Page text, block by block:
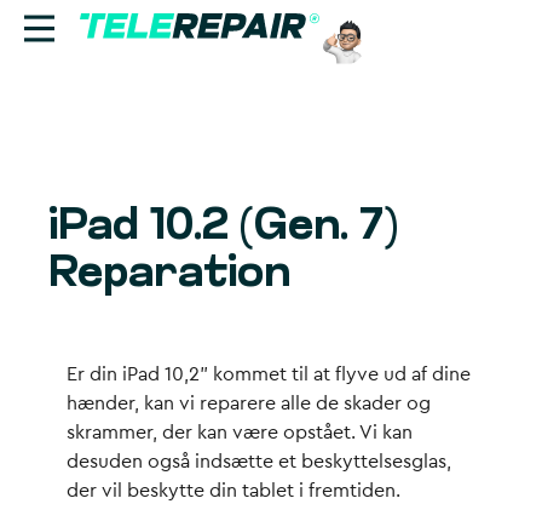
Find butik
Ring til os:
+45 70 60 55 90
iPad 10.2 (Gen. 7)
Reparation
Er din iPad 10,2” kommet til at flyve ud af dine
hænder, kan vi reparere alle de skader og
skrammer, der kan være opstået. Vi kan
desuden også indsætte et beskyttelsesglas,
der vil beskytte din tablet i fremtiden.